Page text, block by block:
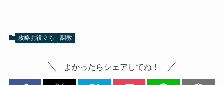
攻略お役立ち 調教
よかったらシェアしてね！